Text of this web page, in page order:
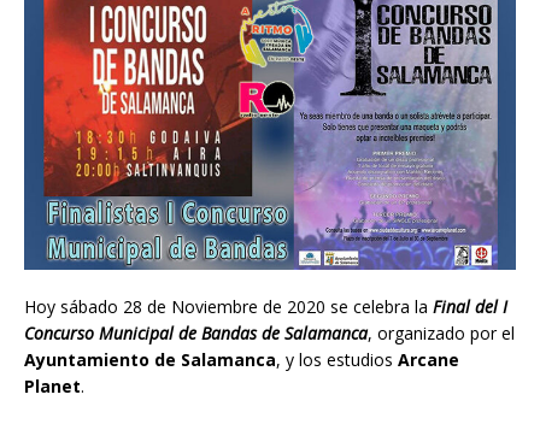
Hoy sábado 28 de Noviembre de 2020 se celebra la Final del I
Concurso Municipal de Bandas de Salamanca, organizado por el
Ayuntamiento de Salamanca, y los estudios Arcane
Planet.